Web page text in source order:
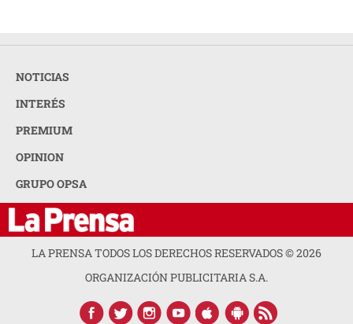
NOTICIAS
INTERÉS
PREMIUM
OPINION
GRUPO OPSA
LA PRENSA TODOS LOS DERECHOS RESERVADOS ©2026
ORGANIZACIÓN PUBLICITARIA S.A.